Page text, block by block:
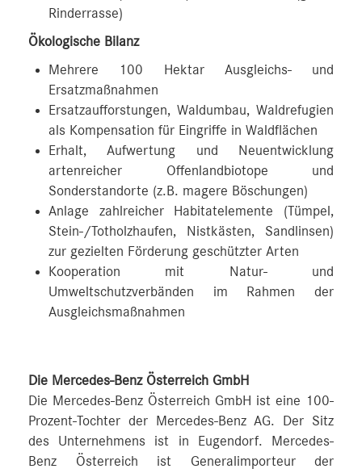
Rinderrasse)
Ökologische Bilanz
Mehrere 100 Hektar Ausgleichs- und
Ersatzmaßnahmen
Ersatzaufforstungen, Waldumbau, Waldrefugien
als Kompensation für Eingriffe in Waldflächen
Erhalt, Aufwertung und Neuentwicklung
artenreicher Offenlandbiotope und
Sonderstandorte (z.B. magere Böschungen)
Anlage zahlreicher Habitatelemente (Tümpel,
Stein-/Totholzhaufen, Nistkästen, Sandlinsen)
zur gezielten Förderung geschützter Arten
Kooperation mit Natur- und
Umweltschutzverbänden im Rahmen der
Ausgleichsmaßnahmen
Die Mercedes-Benz Österreich GmbH
Die Mercedes-Benz Österreich GmbH ist eine 100-
Prozent-Tochter der Mercedes-Benz AG. Der Sitz
des Unternehmens ist in Eugendorf. Mercedes-
Benz Österreich ist Generalimporteur der